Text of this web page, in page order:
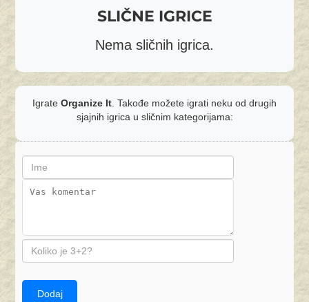
SLIČNE IGRICE
Nema sličnih igrica.
Igrate Organize It . Takođe možete igrati neku od drugih
sjajnih igrica u sličnim kategorijama:
Dodaj